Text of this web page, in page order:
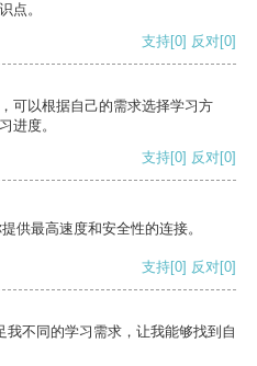
点。
支持[0] 反对[0]
可以根据自己的需求选择学习方
进度。
支持[0] 反对[0]
供最高速度和安全性的连接。
支持[0] 反对[0]
不同的学习需求，让我能够找到自